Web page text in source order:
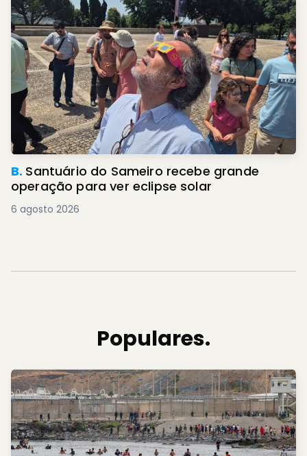
B. Santuário do Sameiro recebe grande
operação para ver eclipse solar
6 agosto 2026
Populares.